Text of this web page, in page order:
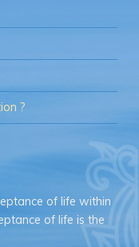
?
of life within
of life is the